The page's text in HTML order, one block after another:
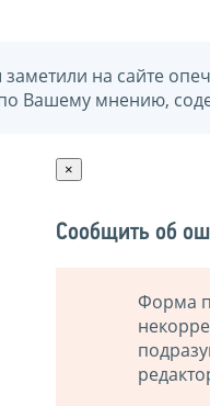
заметили на сайте
по Вашему мнению,
×
Сообщить об
Форма